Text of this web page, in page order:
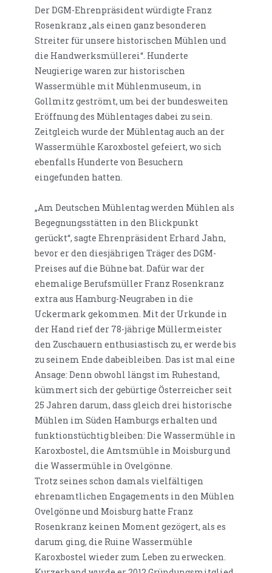
Der DGM-Ehrenpräsident würdigte Franz
Rosenkranz „als einen ganz besonderen
Streiter für unsere historischen Mühlen und
die Handwerksmüllerei“. Hunderte
Neugierige waren zur historischen
Wassermühle mit Mühlenmuseum, in
Gollmitz geströmt, um bei der bundesweiten
Eröffnung des Mühlentages dabei zu sein.
Zeitgleich wurde der Mühlentag auch an der
Wassermühle Karoxbostel gefeiert, wo sich
ebenfalls Hunderte von Besuchern
eingefunden hatten.
„Am Deutschen Mühlentag werden Mühlen als
Begegnungsstätten in den Blickpunkt
gerückt“, sagte Ehrenpräsident Erhard Jahn,
bevor er den diesjährigen Träger des DGM-
Preises auf die Bühne bat. Dafür war der
ehemalige Berufsmüller Franz Rosenkranz
extra aus Hamburg-Neugraben in die
Uckermark gekommen. Mit der Urkunde in
der Hand rief der 78-jährige Müllermeister
den Zuschauern enthusiastisch zu, er werde bis
zu seinem Ende dabeibleiben. Das ist mal eine
Ansage: Denn obwohl längst im Ruhestand,
kümmert sich der gebürtige Österreicher seit
25 Jahren darum, dass gleich drei historische
Mühlen im Süden Hamburgs erhalten und
funktionstüchtig bleiben: Die Wassermühle in
Karoxbostel, die Amtsmühle in Moisburg und
die Wassermühle in Ovelgönne.
Trotz seines schon damals vielfältigen
ehrenamtlichen Engagements in den Mühlen
Ovelgönne und Moisburg hatte Franz
Rosenkranz keinen Moment gezögert, als es
darum ging, die Ruine Wassermühle
Karoxbostel wieder zum Leben zu erwecken.